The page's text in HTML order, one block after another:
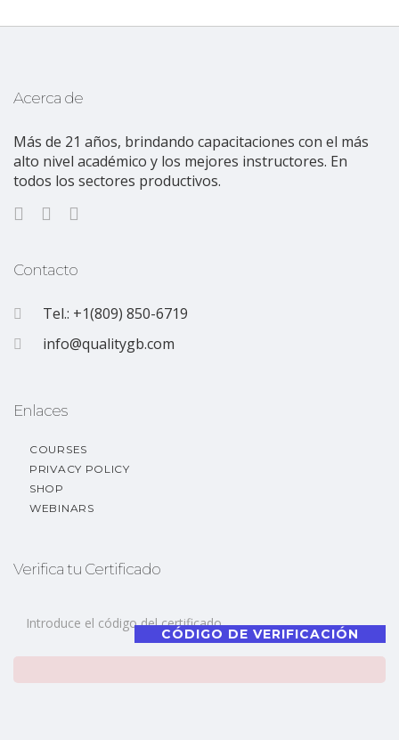
Acerca de
Más de 21 años, brindando capacitaciones con el más
alto nivel académico y los mejores instructores. En
todos los sectores productivos.
Contacto
Tel.: +1(809) 850-6719
info@qualitygb.com
Enlaces
COURSES
PRIVACY POLICY
SHOP
WEBINARS
Verifica tu Certificado
CÓDIGO DE VERIFICACIÓN